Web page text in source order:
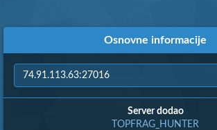
Osnovne informacije
Server dodao
TOPFRAG_HUNTER